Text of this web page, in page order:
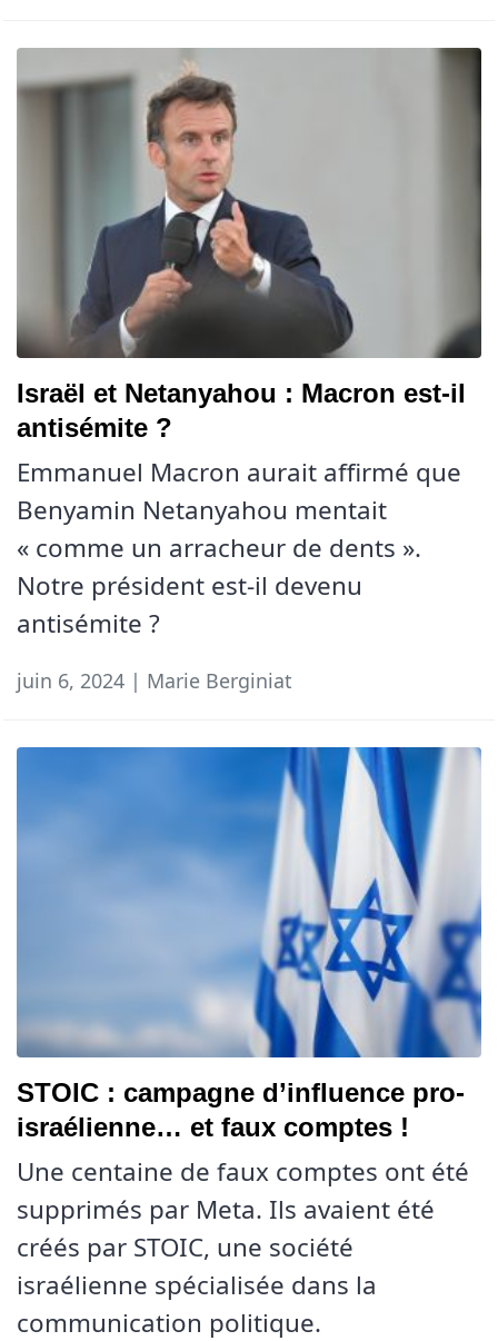
Israël et Netanyahou : Macron est-il
antisémite ?
Emmanuel Macron aurait affirmé que
Benyamin Netanyahou mentait
« comme un arracheur de dents ».
Notre président est-il devenu
antisémite ?
juin 6, 2024 | Marie Berginiat
STOIC : campagne d’influence pro-
israélienne… et faux comptes !
Une centaine de faux comptes ont été
supprimés par Meta. Ils avaient été
créés par STOIC, une société
israélienne spécialisée dans la
communication politique.